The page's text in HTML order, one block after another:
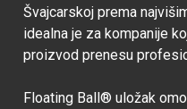
Švajcarskoj prema
idealna je za kompanije
proizvod prenesu
Floating Ball® uložak